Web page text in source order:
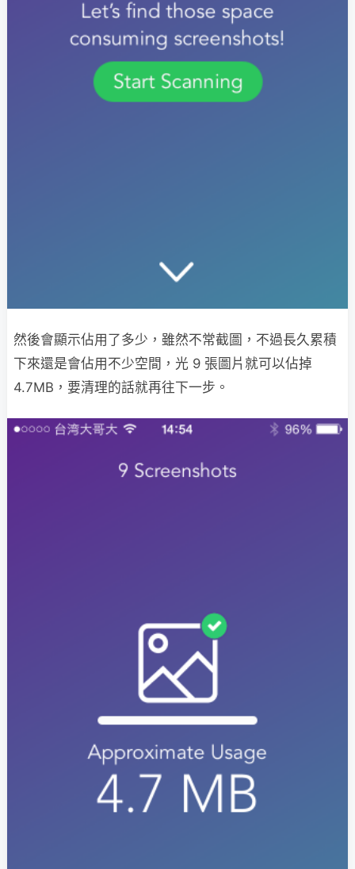
然後會顯示佔用了多少，雖然不常截圖，不過長久累積
下來還是會佔用不少空間，光 9 張圖片就可以佔掉
4.7MB，要清理的話就再往下一步。